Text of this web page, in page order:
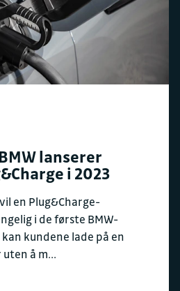
lanserer
i 2023
en Plug&Charge-
i de første BMW-
kundene lade på en
å m...